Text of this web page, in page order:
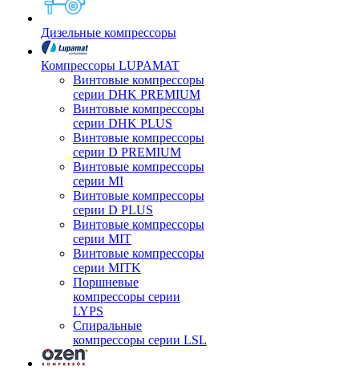
Дизельные компрессоры
Компрессоры LUPAMAT
Винтовые компрессоры
серии DHK PREMIUM
Винтовые компрессоры
серии DHK PLUS
Винтовые компрессоры
серии D PREMIUM
Винтовые компрессоры
серии MI
Винтовые компрессоры
серии D PLUS
Винтовые компрессоры
серии MIT
Винтовые компрессоры
серии MITK
Поршневые
компрессоры серии
LYPS
Спиральные
компрессоры серии LSL